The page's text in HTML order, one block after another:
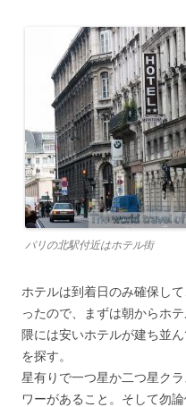
パリの北駅付近はホテル街
ホテルは到着日のみ確保し
ったので、まずは朝からホ
隈には安いホテルが建ち並
を探す。
星有りで一つ星か二つ星ク
ワーがあること。そして勿論